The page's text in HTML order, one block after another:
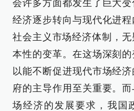
会许多方面都发生了巨大
经济逐步转向与现代化进
社会主义市场经济体制，
本性的变革。在这场深刻
以能不断促进现代市场经
府的主导作用至关重要。
场经济的发展要求，我国